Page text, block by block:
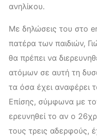
ανηλίκου.
Με δηλώσεις του στο
πατέρα των παιδιών,
θα πρέπει να
ατόμων σε αυτή τη
τα όσα έχει αναφέρει
Επίσης, σύμφωνα με
ερευνηθεί το αν ο
τους τρεις αδερφούς,